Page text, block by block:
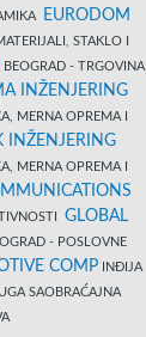
EURODOM
STAKLO I
BEOGRAD - TRGOVINA
INŽENJERING
MERNA OPREMA I
INŽENJERING
MERNA OPREMA I
GLOBAL
- POSLOVNE
COMP INĐIJA
SAOBRAĆAJNA